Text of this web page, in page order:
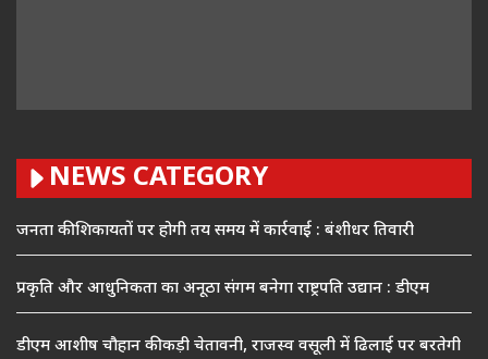
NEWS CATEGORY
जनता की शिकायतों पर होगी तय समय में कार्रवाई : बंशीधर तिवारी
प्रकृति और आधुनिकता का अनूठा संगम बनेगा राष्ट्रपति उद्यान : डीएम
डीएम आशीष चौहान की कड़ी चेतावनी, राजस्व वसूली में ढिलाई पर बरतेगी